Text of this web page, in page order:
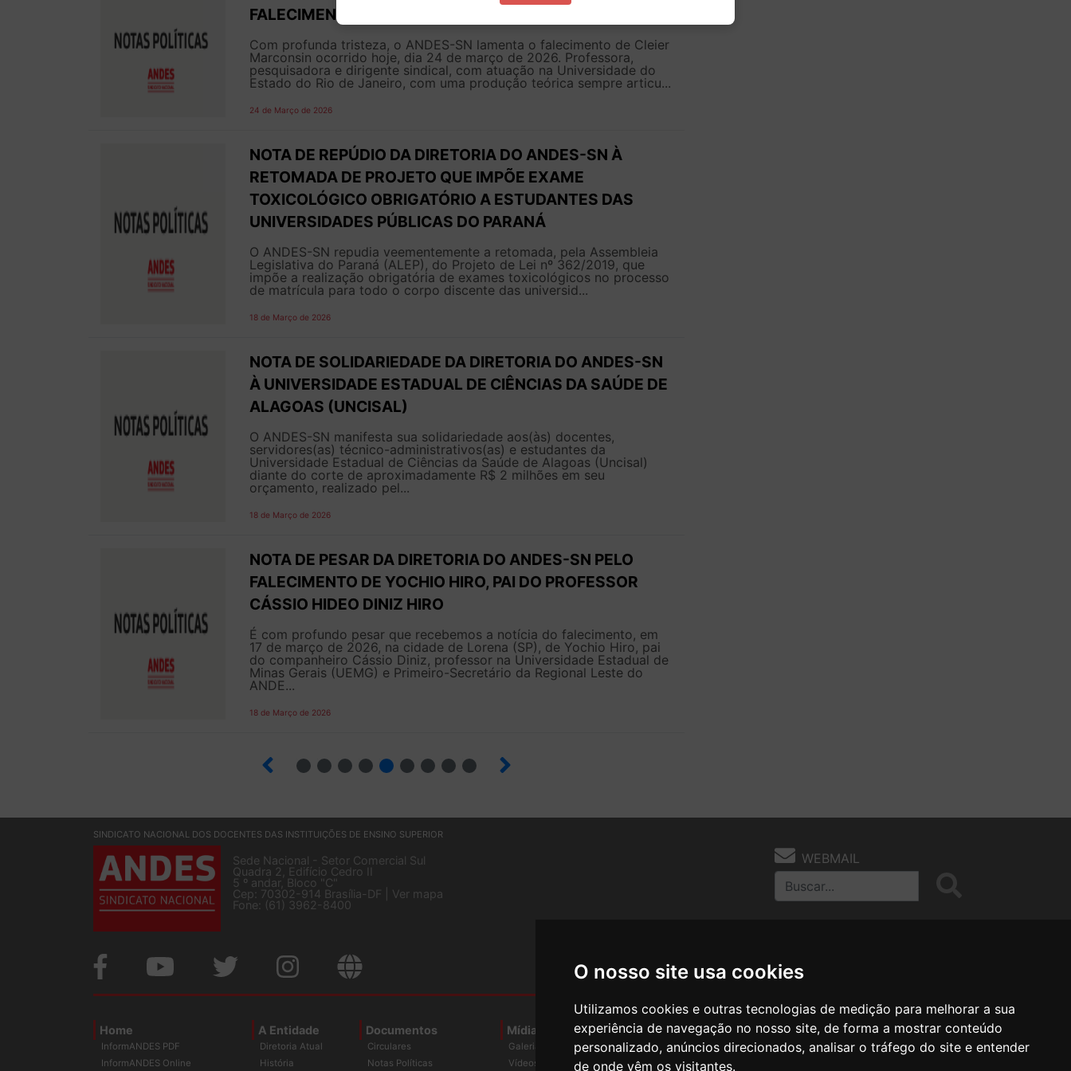
O nosso site usa cookies
Utilizamos cookies e outras tecnologias de medição para melhorar a sua
experiência de navegação no nosso site, de forma a mostrar conteúdo
personalizado, anúncios direcionados, analisar o tráfego do site e entender
de onde vêm os visitantes.
FALECIMENTO DA PROFESSORA CLEIER MARCONSIN
Com profunda tristeza, o ANDES-SN lamenta o falecimento de Cleier
Marconsin ocorrido hoje, dia 24 de março de 2026. Professora,
pesquisadora e dirigente sindical, com atuação na Universidade do
Estado do Rio de Janeiro, com uma produção teórica sempre articu...
24 de Março de 2026
NOTA DE REPÚDIO DA DIRETORIA DO ANDES-SN À
RETOMADA DE PROJETO QUE IMPÕE EXAME
TOXICOLÓGICO OBRIGATÓRIO A ESTUDANTES DAS
UNIVERSIDADES PÚBLICAS DO PARANÁ
O ANDES-SN repudia veementemente a retomada, pela Assembleia
Legislativa do Paraná (ALEP), do Projeto de Lei nº 362/2019, que
impõe a realização obrigatória de exames toxicológicos no processo
de matrícula para todo o corpo discente das universid...
18 de Março de 2026
NOTA DE SOLIDARIEDADE DA DIRETORIA DO ANDES-SN
À UNIVERSIDADE ESTADUAL DE CIÊNCIAS DA SAÚDE DE
ALAGOAS (UNCISAL)
O ANDES-SN manifesta sua solidariedade aos(às) docentes,
servidores(as) técnico-administrativos(as) e estudantes da
Universidade Estadual de Ciências da Saúde de Alagoas (Uncisal)
diante do corte de aproximadamente R$ 2 milhões em seu
orçamento, realizado pel...
18 de Março de 2026
NOTA DE PESAR DA DIRETORIA DO ANDES-SN PELO
FALECIMENTO DE YOCHIO HIRO, PAI DO PROFESSOR
CÁSSIO HIDEO DINIZ HIRO
É com profundo pesar que recebemos a notícia do falecimento, em
17 de março de 2026, na cidade de Lorena (SP), de Yochio Hiro, pai
do companheiro Cássio Diniz, professor na Universidade Estadual de
Minas Gerais (UEMG) e Primeiro-Secretário da Regional Leste do
ANDE...
18 de Março de 2026
SINDICATO NACIONAL DOS DOCENTES DAS INSTITUIÇÕES DE ENSINO SUPERIOR
Sede Nacional - Setor Comercial Sul
Quadra 2, Edifício Cedro II
5 º andar, Bloco "C"
Cep: 70302-914 Brasília-DF | Ver mapa
Fone: (61) 3962-8400
WEBMAIL
Home
InformANDES PDF
InformANDES Online
A Entidade
Diretoria Atual
História
Documentos
Circulares
Notas Políticas
Mídias
Galerias
Vídeos
Agenda Notícias Notas Técnicas Fale Conocsco